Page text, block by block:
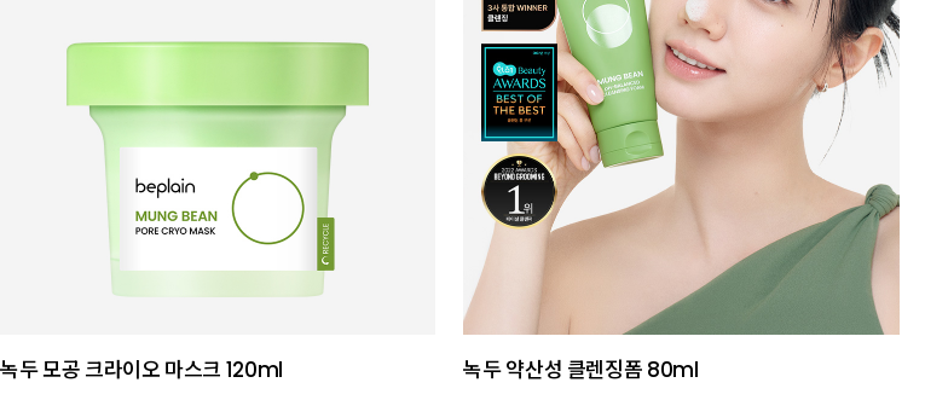
녹두 모공 크라이오 마스크 120ml 녹두 약산성 클렌징폼 80ml